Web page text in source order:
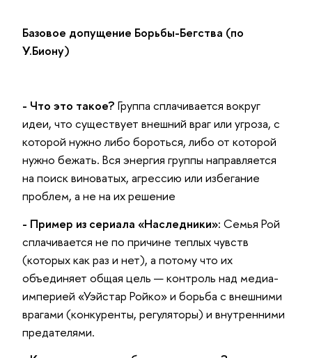
Базовое допущение Борьбы-Бегства (по
У.Биону)
- Что это такое? Группа сплачивается вокруг
идеи, что существует внешний враг или угроза, с
которой нужно либо бороться, либо от которой
нужно бежать. Вся энергия группы направляется
на поиск виноватых, агрессию или избегание
проблем, а не на их решение
- Пример из сериала «Наследники»: Семья Рой
сплачивается не по причине теплых чувств
(которых как раз и нет), а потому что их
объединяет общая цель — контроль над медиа-
империей «Уэйстар Ройко» и борьба с внешними
врагами (конкуренты, регуляторы) и внутренними
предателями.